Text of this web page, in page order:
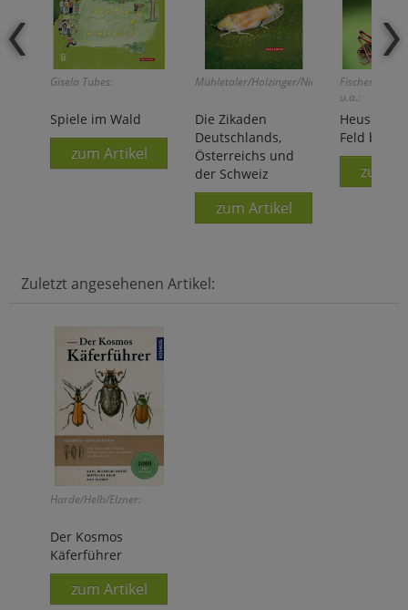
Gisela Tubes:
Spiele im Wald
zum Artikel
Mühletaler/Holzinger/Nickel/Wachmann:
Die Zikaden
Deutschlands,
Österreichs und
der Schweiz
zum Artikel
Fischer/
u.a.:
Feld
zum
Zuletzt angesehenen Artikel:
Harde/Helb/Elzner:
Der Kosmos
Käferführer
zum Artikel